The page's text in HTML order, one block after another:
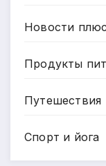
Новости плюс
Продукты
Путешествия
Спорт и йога